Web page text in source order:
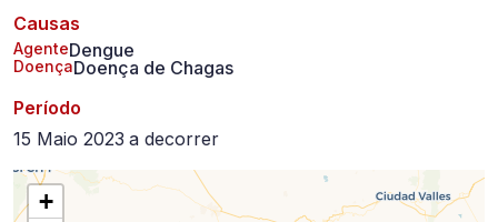
México,
desde
2023-
05-
15
a
Causas
AgenteDengue
DoençaDoença de Chagas
Período
15 Maio 2023 a decorrer
+